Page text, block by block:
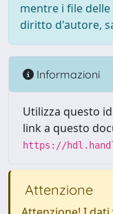
mentre i file
diritto d'autore,
Informazioni
Utilizza questo
link a questo
https://
Attenzione